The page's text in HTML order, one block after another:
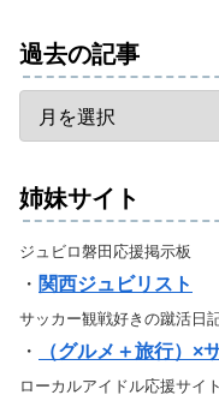
過去の記事
姉妹サイト
ジュビロ磐田応援掲示板
・ 関西ジュビリスト
サッカー観戦好きの蹴活日
・ （グルメ＋旅行）×
ローカルアイドル応援サイト